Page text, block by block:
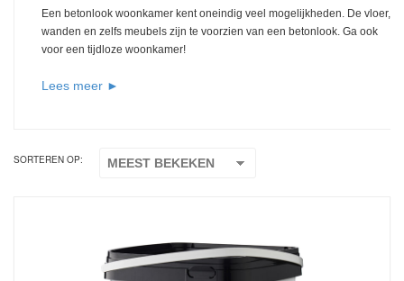
Een betonlook woonkamer kent oneindig veel mogelijkheden. De vloer,
wanden en zelfs meubels zijn te voorzien van een betonlook. Ga ook
voor een tijdloze woonkamer!
Lees meer ►
SORTEREN OP: